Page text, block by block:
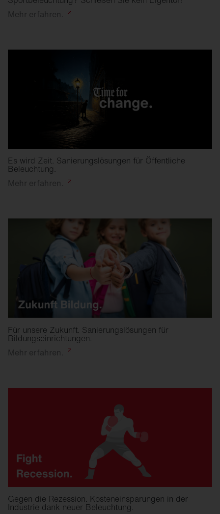
Mehr erfahren.
Es wird Zeit. Sanierungslösungen für Öffentliche
Beleuchtung.
Mehr erfahren.
Für unsere Zukunft. Sanierungslösungen für
Bildungseinrichtungen.
Mehr erfahren.
Gegen die Rezession. Kosteneinsparungen in der
Industrie dank neuer Beleuchtung.